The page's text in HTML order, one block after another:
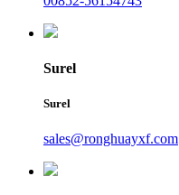
Surel
Surel
sales@ronghuayxf.com